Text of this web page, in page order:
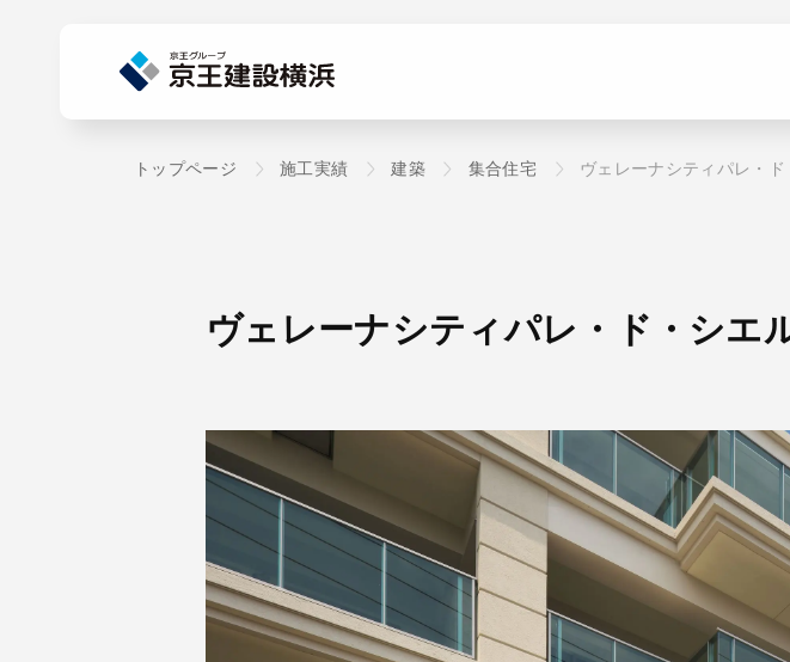
トップページ 施工実績 建築 集合住宅 ヴェレーナシティパレ・
ヴェレーナシティパレ・ド・シエ